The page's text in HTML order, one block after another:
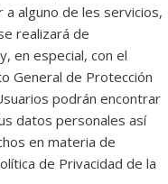
alguno de les servicios,
realizará de
en especial, con el
General de Protección
podrán encontrar
datos personales así
en materia de
de Privacidad de la